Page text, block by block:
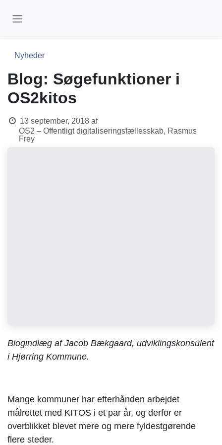
Nyheder
Blog: Søgefunktioner i
OS2kitos
13 september, 2018 af
OS2 – Offentligt digitaliseringsfællesskab, Rasmus
Frey
Blogindlæg af Jacob Bækgaard, udviklingskonsulent
i Hjørring Kommune.
Mange kommuner har efterhånden arbejdet
målrettet med KITOS i et par år, og derfor er
overblikket blevet mere og mere fyldestgørende
flere steder.